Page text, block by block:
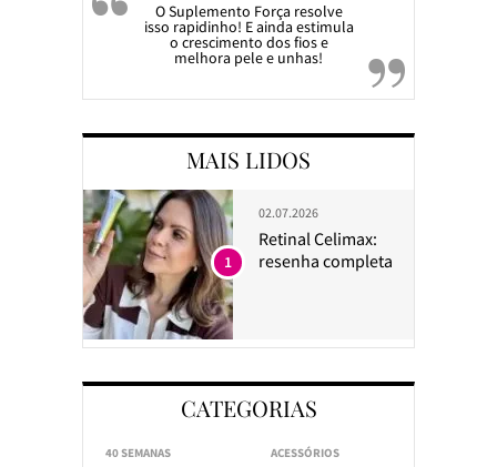
O Suplemento Força resolve
isso rapidinho! E ainda estimula
o crescimento dos fios e
melhora pele e unhas!
MAIS LIDOS
02.07.2026
Retinal Celimax:
resenha completa
1
CATEGORIAS
40 SEMANAS
ACESSÓRIOS